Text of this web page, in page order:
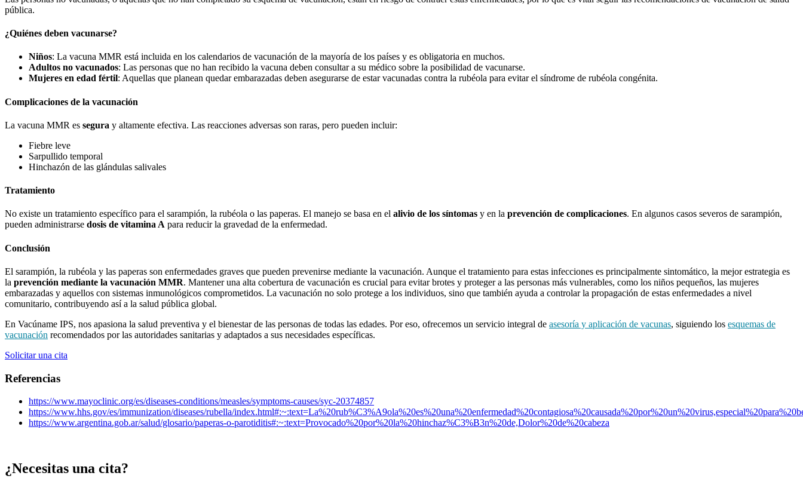
pública.
¿Quiénes deben vacunarse?
Niños: La vacuna MMR está incluida en los calendarios de vacunación de la mayoría de los países y es obligatoria en muchos.
Adultos no vacunados: Las personas que no han recibido la vacuna deben consultar a su médico sobre la posibilidad de vacunarse.
Mujeres en edad fértil: Aquellas que planean quedar embarazadas deben asegurarse de estar vacunadas contra la rubéola para evitar el síndrome de rubéola congénita.
Complicaciones de la vacunación
La vacuna MMR es segura y altamente efectiva. Las reacciones adversas son raras, pero pueden incluir:
Fiebre leve
Sarpullido temporal
Hinchazón de las glándulas salivales
Tratamiento
No existe un tratamiento específico para el sarampión, la rubéola o las paperas. El manejo se basa en el alivio de los síntomas y en la prevención de complicaciones. En algunos casos severos de sarampión,
pueden administrarse dosis de vitamina A para reducir la gravedad de la enfermedad.
Conclusión
El sarampión, la rubéola y las paperas son enfermedades graves que pueden prevenirse mediante la vacunación. Aunque el tratamiento para estas infecciones es principalmente sintomático, la mejor estrategia es
la prevención mediante la vacunación MMR. Mantener una alta cobertura de vacunación es crucial para evitar brotes y proteger a las personas más vulnerables, como los niños pequeños, las mujeres
embarazadas y aquellos con sistemas inmunológicos comprometidos. La vacunación no solo protege a los individuos, sino que también ayuda a controlar la propagación de estas enfermedades a nivel
comunitario, contribuyendo así a la salud pública global.
En Vacúname IPS, nos apasiona la salud preventiva y el bienestar de las personas de todas las edades. Por eso, ofrecemos un servicio integral de asesoría y aplicación de vacunas, siguiendo los esquemas de
vacunación recomendados por las autoridades sanitarias y adaptados a sus necesidades específicas.
Solicitar una cita
Referencias
https://www.mayoclinic.org/es/diseases-conditions/measles/symptoms-causes/syc-20374857
https://www.hhs.gov/es/immunization/diseases/rubella/
https://www.argentina.gob.ar/salud/glosario/paperas-o-parotiditis#:~:text=Provocado%20por%20la%20hinchaz%C3%B3n%20de,Dolor%20de%20cabeza
¿Necesitas una cita?